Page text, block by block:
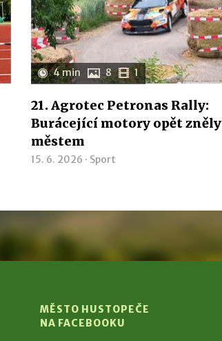
4 min 8 1
21. Agrotec Petronas Rally:
Burácející motory opět zněly
městem
15. 6. 2026 · Sport
MĚSTO HUSTOPEČE
NA FACEBOOKU